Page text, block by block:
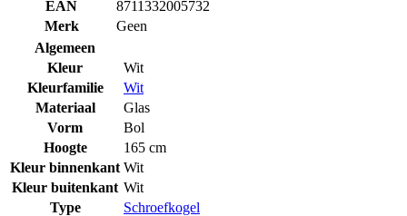
EAN
8711332005732
Merk
Geen
Algemeen
Kleur
Wit
Kleurfamilie
Wit
Materiaal
Glas
Vorm
Bol
Hoogte
165 cm
Kleur binnenkant Wit
Kleur buitenkant Wit
Type
Schroefkogel